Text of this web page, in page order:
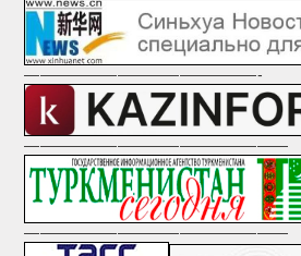
———————————————-
—————————————————
—————————————————